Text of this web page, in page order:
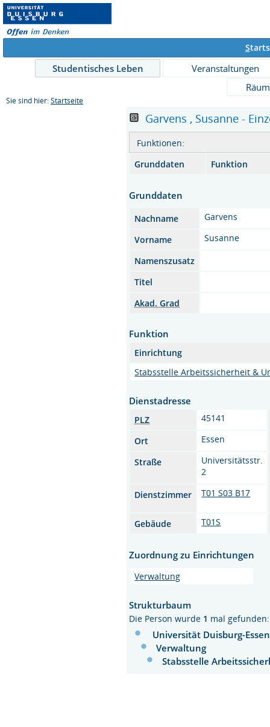
S
Studentisches Leben
Veranstaltungen
Sie sind hier: Startseite
Garvens , Susanne -
Funktionen:
Grunddaten
Funktion
Grunddaten
Nachname
Garvens
Vorname
Susanne
Namenszusatz
Titel
Akad. Grad
Funktion
Einrichtung
Stabsstelle Arbeitssicherheit &
Dienstadresse
PLZ
45141
Ort
Essen
Straße
Universitätsstr.
2
Dienstzimmer
T01 S03 B17
Gebäude T01S
Zuordnung zu Einrichtungen
Verwaltung
Strukturbaum
Die Person wurde 1 mal gefunden:
Universität Duisburg-Essen
Verwaltung
Stabsstelle